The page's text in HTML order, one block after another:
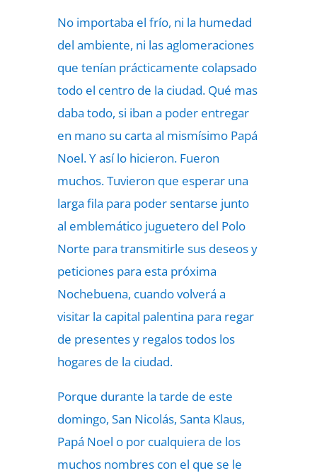
No importaba el frío, ni la humedad
del ambiente, ni las aglomeraciones
que tenían prácticamente colapsado
todo el centro de la ciudad. Qué mas
daba todo, si iban a poder entregar
en mano su carta al mismísimo Papá
Noel. Y así lo hicieron. Fueron
muchos. Tuvieron que esperar una
larga fila para poder sentarse junto
al emblemático juguetero del Polo
Norte para transmitirle sus deseos y
peticiones para esta próxima
Nochebuena, cuando volverá a
visitar la capital palentina para regar
de presentes y regalos todos los
hogares de la ciudad.
Porque durante la tarde de este
domingo, San Nicolás, Santa Klaus,
Papá Noel o por cualquiera de los
muchos nombres con el que se le